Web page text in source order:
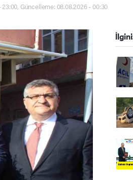
Güncelleme: 08.08.2026 - 00:30